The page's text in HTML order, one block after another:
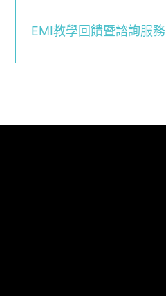
EMI教學回饋暨諮詢服務